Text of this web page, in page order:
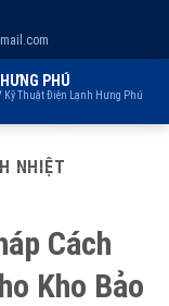
PHÚ
Kỹ Thuật Điện Lạnh Hưng Phú
NHIỆT
Cách
Kho Bảo